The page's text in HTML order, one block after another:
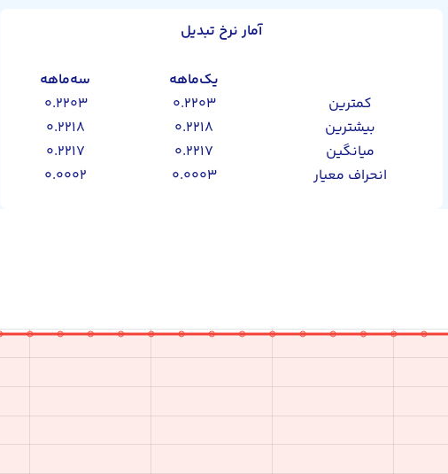
آمار نرخ تبدیل
یک‌ماهه
سه‌ماهه
کمترین
۰.۲۲۰۳
۰.۲۲۰۳
بیشترین
۰.۲۲۱۸
۰.۲۲۱۸
میانگین
۰.۲۲۱۷
۰.۲۲۱۷
انحراف معیار
۰.۰۰۰۳ ۰.۰۰۰۲